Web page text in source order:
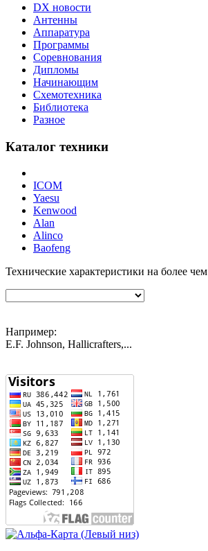
DX новости
Антенны
Аппаратура
Программы
Соревнования
Дипломы
Начинающим
Схемотехника
Библиотека
Разное
Каталог техники
ICOM
Yaesu
Kenwood
Alan
Alinco
Baofeng
Технические характеристики на более чем
Например:
E.F. Johnson, Hallicrafters,...